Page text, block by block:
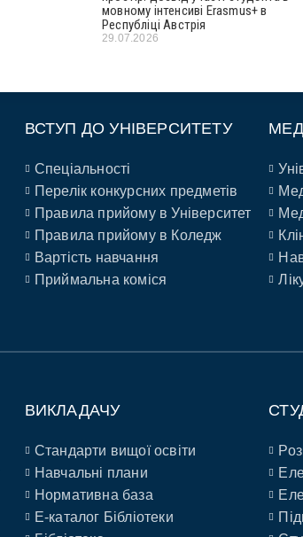
мовному інтенсиві Erasmus+ в
Республіці Австрія
29.07.2026
ВСТУП ДО УНІВЕРСИТЕТУ
Спеціальності
Перелік конкурсних предметів
Правила прийому в Університет
Правила прийому в Коледж
Вартість навчання
Приймальна коміся
ВИКЛАДАЧУ
Стандарти вищої освіти
Навчальні плани
Нормативна база
E-каталог Бібліотеки